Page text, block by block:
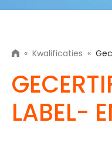
«Kwalificaties «
LABEL-